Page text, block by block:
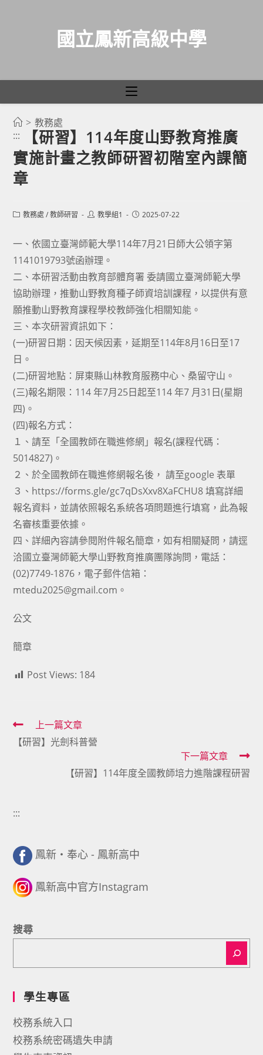
國立鳳新高級中學
> 教務處
:::
【研習】114年度山野教育推廣
實施計畫之教師研習初階室內課簡
章
Post教務處 / 教師研習
Post教學組1
Post2025-07-22
一、依國立臺灣師範大學114年7月21日師大公領字第
1141019793號函辦理。
二、本研習活動由教育部體育署 委請國立臺灣師範大學
協助辦理，推動山野教育種子師資培訓課程，以提供有意
願推動山野教育課程學校教師強化相關知能。
三、本次研習資訊如下：
(一)研習日期：因天候因素，延期至114年8月16日至17
日。
(二)研習地點：屏東縣山林教育服務中心、桑留守山。
(三)報名期限：114 年7月25日起至114 年7 月31日(星期
四)。
(四)報名方式：
１、請至「全國教師在職進修網」報名(課程代碼：
5014827)。
２、於全國教師在職進修網報名後， 請至google 表單
３、https://forms.gle/gc7qDsXxv8XaFCHU8 填寫詳細
報名資料，並請依照報名系統各項問題進行填寫，此為報
名審核重要依據。
四、詳細內容請參閱附件報名簡章，如有相關疑問，請逕
洽國立臺灣師範大學山野教育推廣團隊詢問，電話：
(02)7749-1876，電子郵件信箱：
mtedu2025@gmail.com。
公文
簡章
Post Views: 184
Read
more
上一篇文章
【研習】光劍科普營
下一篇文章
【研習】114年度全國教師培力進階課程研習
:::
鳳新・奉心 - 鳳新高中
鳳新高中官方Instagram
搜尋
學生專區
校務系統入口
校務系統密碼遺失申請